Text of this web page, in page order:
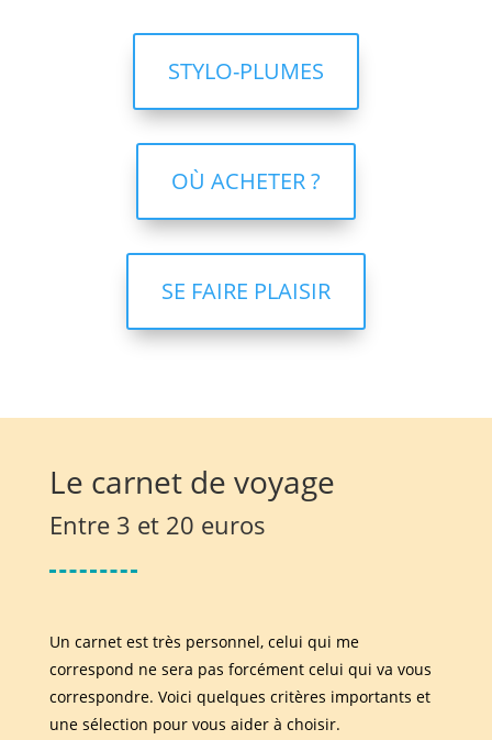
STYLO-PLUMES
OÙ ACHETER ?
SE FAIRE PLAISIR
Le carnet de voyage
Entre 3 et 20 euros
Un carnet est très personnel, celui qui me
correspond ne sera pas forcément celui qui va vous
correspondre. Voici quelques critères importants et
une sélection pour vous aider à choisir.